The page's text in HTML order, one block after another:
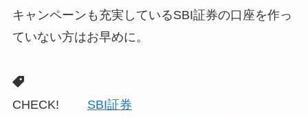
キャンペーンも充実しているSBI証券の口座を作っ
ていない方はお早めに。
CHECK!
SBI証券